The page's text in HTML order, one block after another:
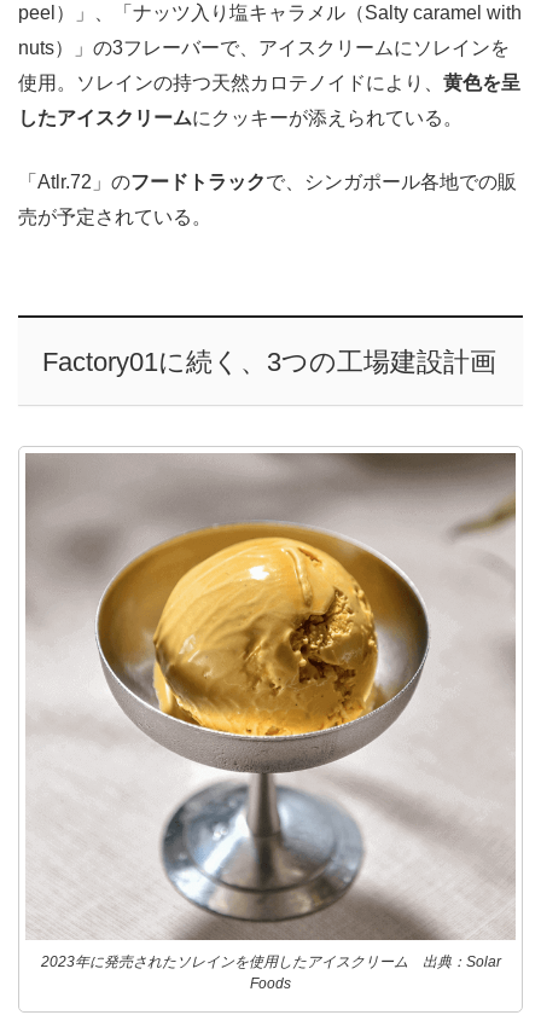
peel）」、「ナッツ入り塩キャラメル（Salty caramel with
nuts）」の3フレーバーで、アイスクリームにソレインを
使用。ソレインの持つ天然カロテノイドにより、 黄色を呈
したアイスクリームにクッキーが添えられている。
「Atlr.72」のフードトラックで、シンガポール各地での販
売が予定されている。
Factory01に続く、3つの工場建設計画
2023年に発売されたソレインを使用したアイスクリーム 出典：Solar
Foods